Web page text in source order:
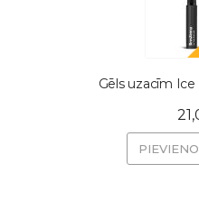
Gēls uzacīm